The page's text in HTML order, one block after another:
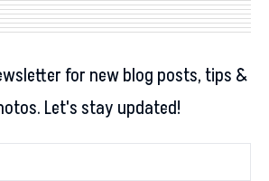
for new blog posts, tips &
Let's stay updated!